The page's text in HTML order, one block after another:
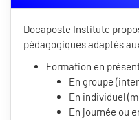
Docaposte Institute
pédagogiques adaptés
Formation en
En groupe
En individuel
En journée ou